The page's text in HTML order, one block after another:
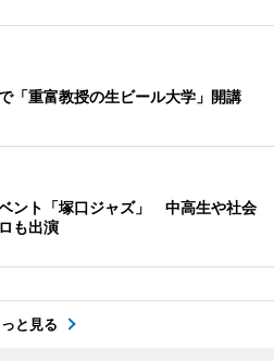
「重富教授の生ビール大学」開講
ント「塚口ジャズ」 中高生や社会
も出演
と見る